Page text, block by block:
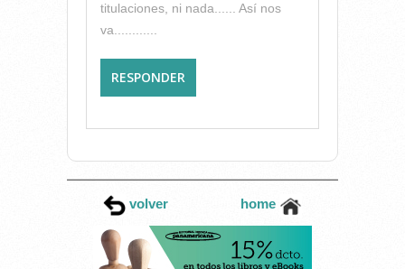
titulaciones, ni nada...... Así nos
va............
RESPONDER
volver home